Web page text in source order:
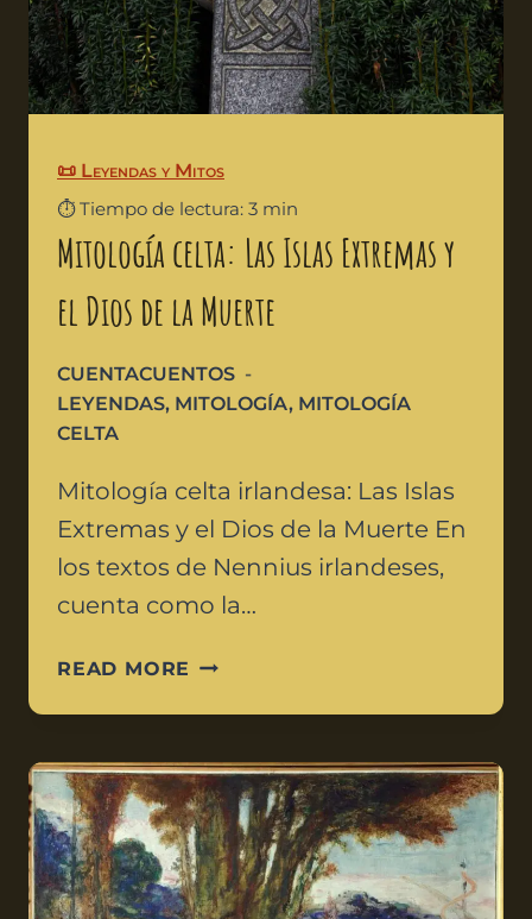
📜 Leyendas y Mitos
⏱️ Tiempo de lectura: 3 min
Mitología celta: Las Islas Extremas y
el Dios de la Muerte
CUENTACUENTOS
LEYENDAS, MITOLOGÍA, MITOLOGÍA
CELTA
Mitología celta irlandesa: Las Islas
Extremas y el Dios de la Muerte En
los textos de Nennius irlandeses,
cuenta como la…
READ MORE